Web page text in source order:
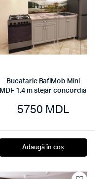
Bucatarie BafiMob Mini
MDF 1.4 m stejar concordia
5750 MDL
Adaugă în coș